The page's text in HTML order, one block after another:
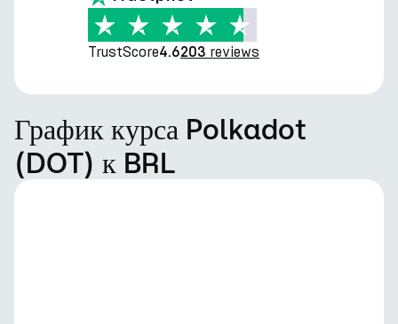
TrustScore4.6203 reviews
График курса Polkadot
(DOT) к BRL